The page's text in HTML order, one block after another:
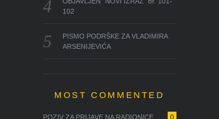
102
PISMO PODRŠKE ZA VLADIMIRA
ARSENIJEVIĆA
MOST COMMENTED
0
POZIV ZA PRIJAVE NA RADIONICE ...